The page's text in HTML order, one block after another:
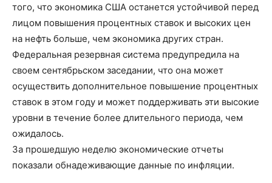
того, что экономика США останется устойчивой перед
лицом повышения процентных ставок и высоких цен
на нефть больше, чем экономика других стран.
Федеральная резервная система предупредила на
своем сентябрьском заседании, что она может
осуществить дополнительное повышение процентных
ставок в этом году и может поддерживать эти высокие
уровни в течение более длительного периода, чем
ожидалось.
За прошедшую неделю экономические отчеты
показали обнадеживающие данные по инфляции.